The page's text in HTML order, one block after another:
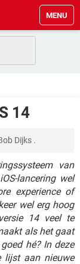
MENU
14
Dijks .
van
lancering wel
experience of
wel erg hoog
14 veel te
als het gaat
hé? In deze
lijst aan nieuwe